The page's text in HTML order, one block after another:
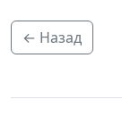
← Назад